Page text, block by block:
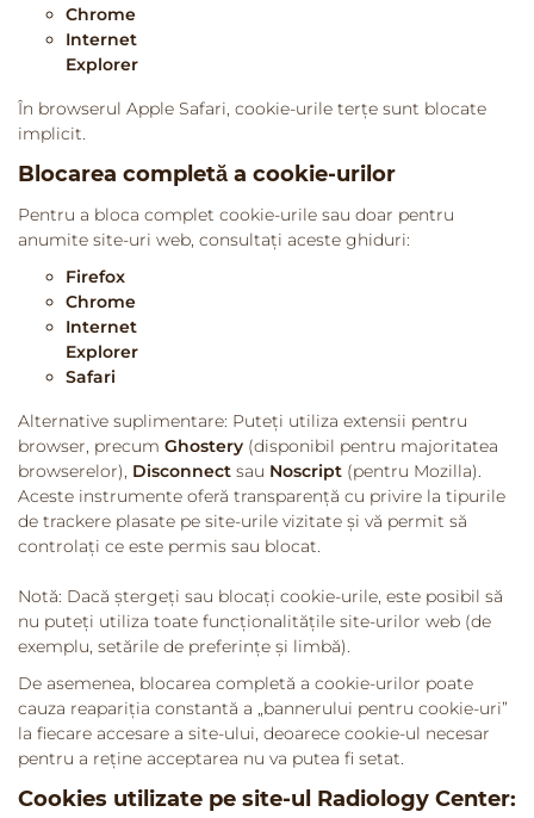
Chrome
Internet
Explorer
În browserul Apple Safari, cookie-urile terțe sunt blocate
implicit.
Blocarea completă a cookie-urilor
Pentru a bloca complet cookie-urile sau doar pentru
anumite site-uri web, consultați aceste ghiduri:
Firefox
Chrome
Internet
Explorer
Safari
Alternative suplimentare: Puteți utiliza extensii pentru
browser, precum Ghostery (disponibil pentru majoritatea
browserelor), Disconnect sau Noscript (pentru Mozilla).
Aceste instrumente oferă transparență cu privire la tipurile
de trackere plasate pe site-urile vizitate și vă permit să
controlați ce este permis sau blocat.
Notă: Dacă ștergeți sau blocați cookie-urile, este posibil să
nu puteți utiliza toate funcționalitățile site-urilor web (de
exemplu, setările de preferințe și limbă).
De asemenea, blocarea completă a cookie-urilor poate
cauza reapariția constantă a „bannerului pentru cookie-uri”
la fiecare accesare a site-ului, deoarece cookie-ul necesar
pentru a reține acceptarea nu va putea fi setat.
Cookies utilizate pe site-ul Radiology Center: